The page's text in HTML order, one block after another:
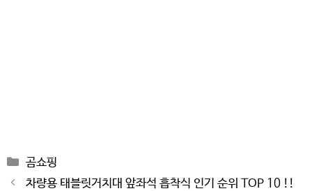
Categories
곰쇼핑
Post차량용 태블릿거치대 앞좌석 흡착식 인기 순위 TOP 10 !!